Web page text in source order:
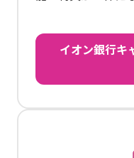
イオン銀行キ